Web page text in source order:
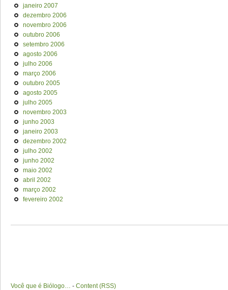
janeiro 2007
dezembro 2006
novembro 2006
outubro 2006
setembro 2006
agosto 2006
julho 2006
março 2006
outubro 2005
agosto 2005
julho 2005
novembro 2003
junho 2003
janeiro 2003
dezembro 2002
julho 2002
junho 2002
maio 2002
abril 2002
março 2002
fevereiro 2002
Você que é Biólogo… - Content (RSS)